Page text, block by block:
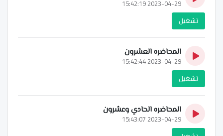
2023-04-29 15:42:19
تشغيل
المحاضره العشرون
2023-04-29 15:42:44
تشغيل
المحاضره الحادي وعشرون
2023-04-29 15:43:07